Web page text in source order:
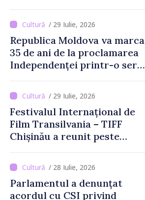
/ 29 Iulie, 2026
Republica Moldova va marca
35 de ani de la proclamarea
Independenței printr-o serie
/ 29 Iulie, 2026
Festivalul Internațional de
Film Transilvania – TIFF
Chișinău a reunit peste
de-a șasea ediție
/ 28 Iulie, 2026
Parlamentul a denunțat
acordul cu CSI privind